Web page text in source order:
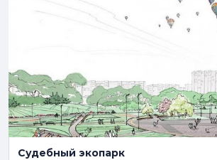
Судебный экопарк